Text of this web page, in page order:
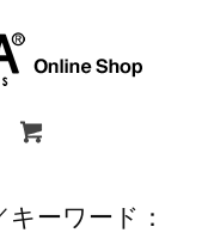
ーワード：